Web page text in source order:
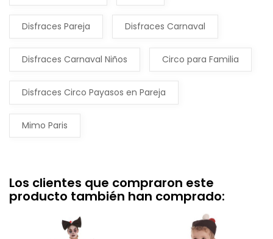
Disfraces Pareja Disfraces Carnaval
Disfraces Carnaval Niños Circo para Familia
Disfraces Circo Payasos en Pareja
Mimo Paris
Los clientes que compraron este
producto también han comprado: